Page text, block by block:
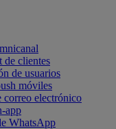
de clientes
de usuarios
móviles
correo electrónico
app
WhatsApp